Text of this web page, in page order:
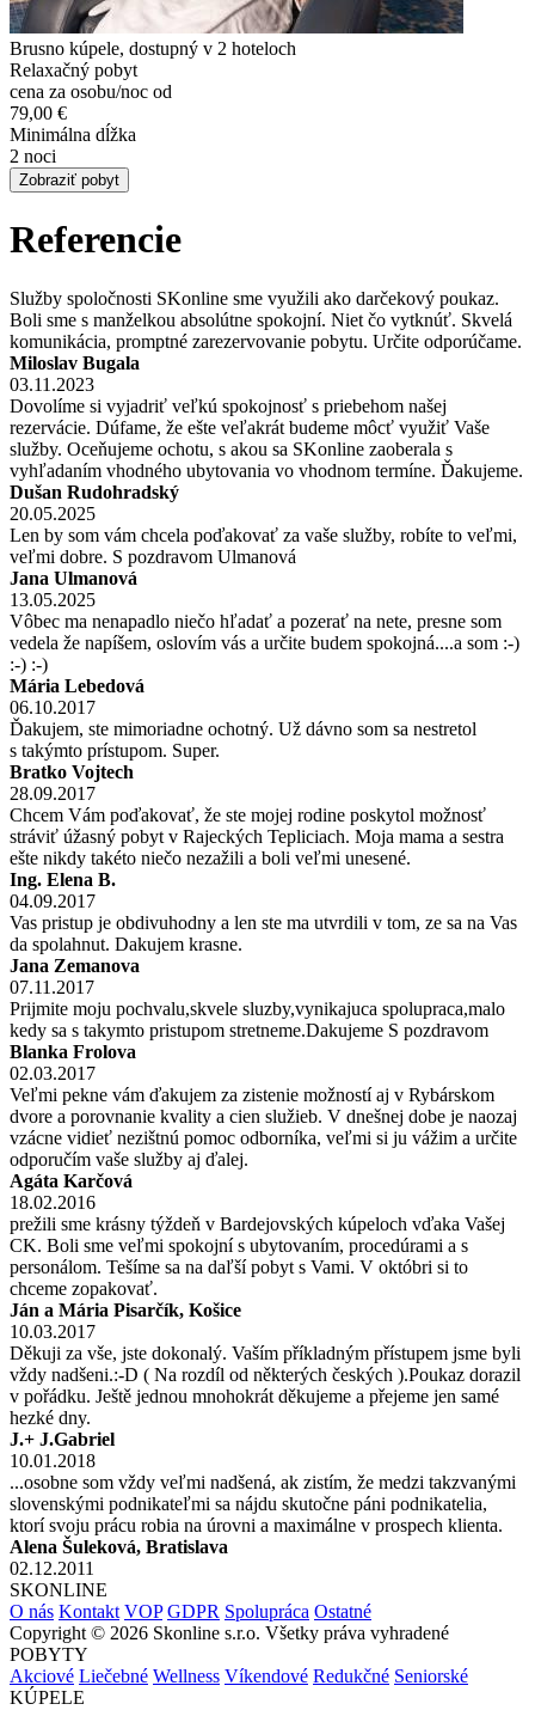
Brusno kúpele, dostupný v 2 hoteloch
Relaxačný pobyt
cena za osobu/noc od
79,00 €
Minimálna dĺžka
2 noci
Zobraziť pobyt
Referencie
Služby spoločnosti SKonline sme využili ako darčekový poukaz.
Boli sme s manželkou absolútne spokojní. Niet čo vytknúť. Skvelá
komunikácia, promptné zarezervovanie pobytu. Určite odporúčame.
Miloslav Bugala
03.11.2023
Dovolíme si vyjadriť veľkú spokojnosť s priebehom našej
rezervácie. Dúfame, že ešte veľakrát budeme môcť využiť Vaše
služby. Oceňujeme ochotu, s akou sa SKonline zaoberala s
vyhľadaním vhodného ubytovania vo vhodnom termíne. Ďakujeme.
Dušan Rudohradský
20.05.2025
Len by som vám chcela poďakovať za vaše služby, robíte to veľmi,
veľmi dobre. S pozdravom Ulmanová
Jana Ulmanová
13.05.2025
Vôbec ma nenapadlo niečo hľadať a pozerať na nete, presne som
vedela že napíšem, oslovím vás a určite budem spokojná....a som :-)
:-) :-)
Mária Lebedová
06.10.2017
Ďakujem, ste mimoriadne ochotný. Už dávno som sa nestretol
s takýmto prístupom. Super.
Bratko Vojtech
28.09.2017
Chcem Vám poďakovať, že ste mojej rodine poskytol možnosť
stráviť úžasný pobyt v Rajeckých Tepliciach. Moja mama a sestra
ešte nikdy takéto niečo nezažili a boli veľmi unesené.
Ing. Elena B.
04.09.2017
Vas pristup je obdivuhodny a len ste ma utvrdili v tom, ze sa na Vas
da spolahnut. Dakujem krasne.
Jana Zemanova
07.11.2017
Prijmite moju pochvalu,skvele sluzby,vynikajuca spolupraca,malo
kedy sa s takymto pristupom stretneme.Dakujeme S pozdravom
Blanka Frolova
02.03.2017
Veľmi pekne vám ďakujem za zistenie možností aj v Rybárskom
dvore a porovnanie kvality a cien služieb. V dnešnej dobe je naozaj
vzácne vidieť nezištnú pomoc odborníka, veľmi si ju vážim a určite
odporučím vaše služby aj ďalej.
Agáta Karčová
18.02.2016
prežili sme krásny týždeň v Bardejovských kúpeloch vďaka Vašej
CK. Boli sme veľmi spokojní s ubytovaním, procedúrami a s
personálom. Tešíme sa na daľší pobyt s Vami. V októbri si to
chceme zopakovať.
Ján a Mária Pisarčík, Košice
10.03.2017
Děkuji za vše, jste dokonalý. Vaším příkladným přístupem jsme byli
vždy nadšeni.:-D ( Na rozdíl od některých českých ).Poukaz dorazil
v pořádku. Ještě jednou mnohokrát děkujeme a přejeme jen samé
hezké dny.
J.+ J.Gabriel
10.01.2018
...osobne som vždy veľmi nadšená, ak zistím, že medzi takzvanými
slovenskými podnikateľmi sa nájdu skutočne páni podnikatelia,
ktorí svoju prácu robia na úrovni a maximálne v prospech klienta.
Alena Šuleková, Bratislava
02.12.2011
SKONLINE
O nás Kontakt VOP GDPR Spolupráca Ostatné
Copyright © 2026 Skonline s.r.o. Všetky práva vyhradené
POBYTY
Akciové Liečebné Wellness Víkendové Redukčné Seniorské
KÚPELE